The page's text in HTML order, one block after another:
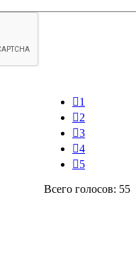
1
2
3
4
5
Всего голосов: 55